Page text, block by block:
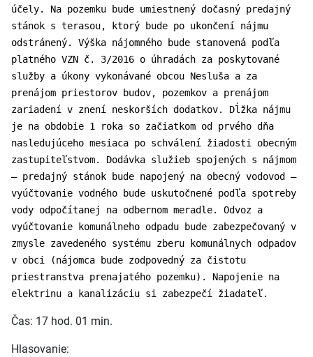
účely. Na pozemku bude umiestnený dočasný predajný
stánok s terasou, ktorý bude po ukončení nájmu
odstránený. Výška nájomného bude stanovená podľa
platného VZN č. 3/2016 o úhradách za poskytované
služby a úkony vykonávané obcou Nesluša a za
prenájom priestorov budov, pozemkov a prenájom
zariadení v znení neskorších dodatkov. Dĺžka nájmu
je na obdobie 1 roka so začiatkom od prvého dňa
nasledujúceho mesiaca po schválení žiadosti obecným
zastupiteľstvom. Dodávka služieb spojených s nájmom
– predajný stánok bude napojený na obecný vodovod –
vyúčtovanie vodného bude uskutočnené podľa spotreby
vody odpočítanej na odbernom meradle. Odvoz a
vyúčtovanie komunálneho odpadu bude zabezpečovaný v
zmysle zavedeného systému zberu komunálnych odpadov
v obci (nájomca bude zodpovedný za čistotu
priestranstva prenajatého pozemku). Napojenie na
elektrinu a kanalizáciu si zabezpečí žiadateľ.
Čas: 17 hod. 01 min.
Hlasovanie: